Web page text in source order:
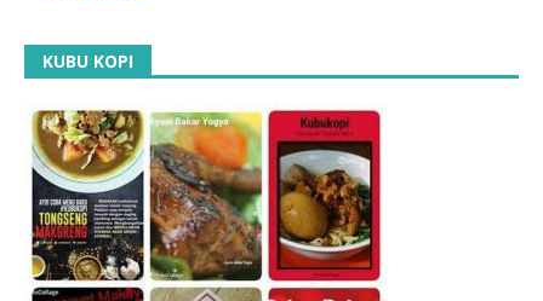
KUBU KOPI